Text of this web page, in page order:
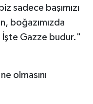
sadece başımızı
boğazımızda
İşte Gazze budur."
olmasını